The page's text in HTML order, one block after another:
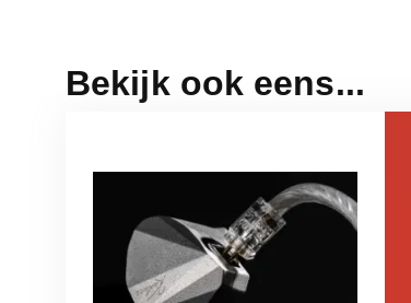
Bekijk ook eens...